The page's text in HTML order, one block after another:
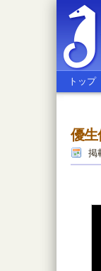
トップ
優生
掲